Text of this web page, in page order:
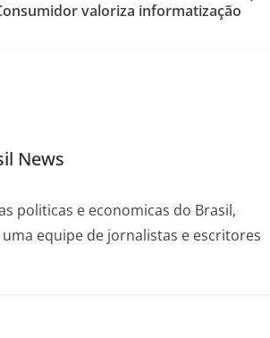
valoriza informatização
News
politicas e economicas do Brasil,
equipe de jornalistas e escritores